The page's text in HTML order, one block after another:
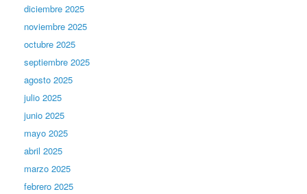
diciembre 2025
noviembre 2025
octubre 2025
septiembre 2025
agosto 2025
julio 2025
junio 2025
mayo 2025
abril 2025
marzo 2025
febrero 2025